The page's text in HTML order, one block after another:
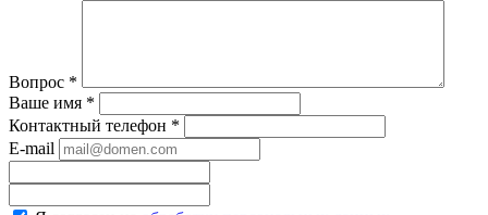
Вопрос *
Ваше имя *
Контактный телефон *
E-mail